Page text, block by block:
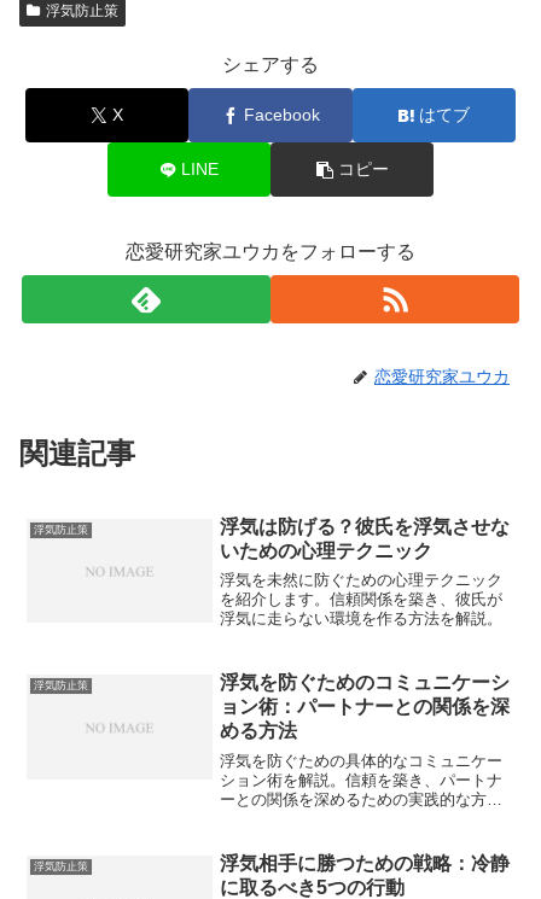
浮気防止策
シェアする
X Facebook はてブ
LINE コピー
恋愛研究家ユウカをフォローする
恋愛研究家ユウカ
関連記事
浮気防止策
浮気は防げる？彼氏を浮気させな
いための心理テクニック
浮気を未然に防ぐための心理テクニック
を紹介します。信頼関係を築き、彼氏が
浮気に走らない環境を作る方法を解説。
浮気防止策
浮気を防ぐためのコミュニケーシ
ョン術：パートナーとの関係を深
める方法
浮気を防ぐための具体的なコミュニケー
ション術を解説。信頼を築き、パートナ
ーとの関係を深めるための実践的な方法
浮気防止策
浮気相手に勝つための戦略：冷静
に取るべき5つの行動